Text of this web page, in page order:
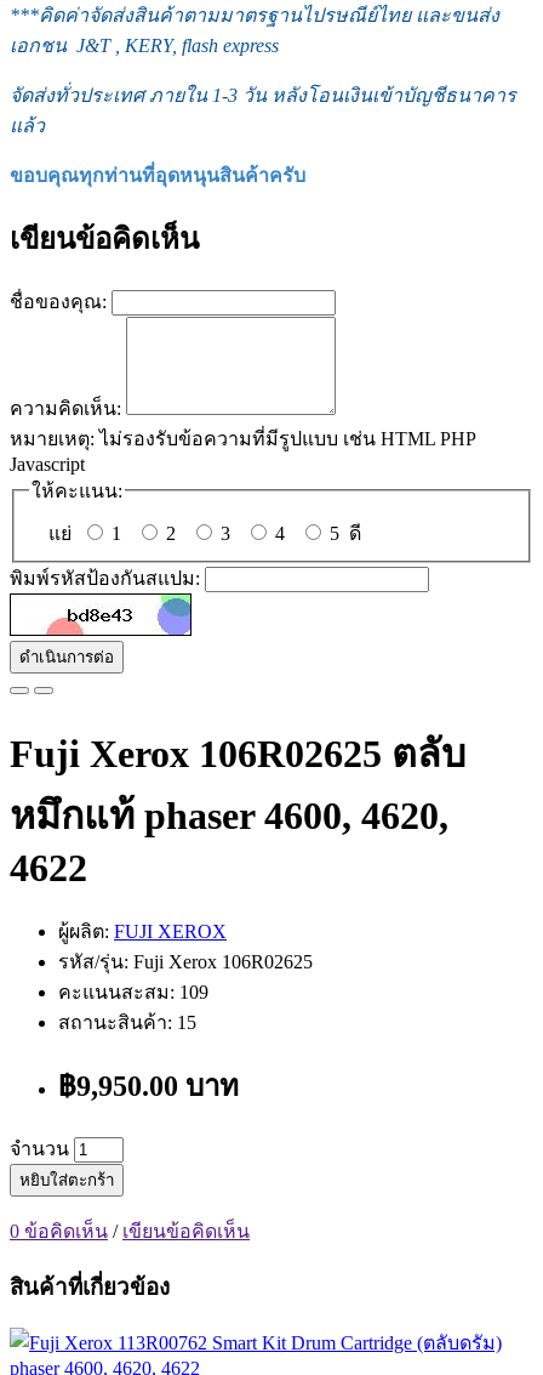
***คิดค่าจัดส่งสินค้าตามมาตรฐานไปรษณีย์ไทย และขนส่ง
เอกชน J&T , KERY, flash express
จัดส่งทั่วประเทศ ภายใน 1-3 วัน หลังโอนเงินเข้าบัญชีธนาคาร
แล้ว
ขอบคุณทุกท่านที่อุดหนุนสินค้าครับ
เขียนข้อคิดเห็น
ชื่อของคุณ:
ความคิดเห็น:
หมายเหตุ: ไม่รองรับข้อความที่มีรูปแบบ เช่น HTML PHP
Javascript
ให้คะแนน:
แย่ 1 2 3 4 5 ดี
พิมพ์รหัสป้องกันสแปม:
ดำเนินการต่อ
Fuji Xerox 106R02625 ตลับ
หมึกแท้ phaser 4600, 4620,
4622
ผู้ผลิต: FUJI XEROX
รหัส/รุ่น: Fuji Xerox 106R02625
คะแนนสะสม: 109
สถานะสินค้า: 15
฿9,950.00 บาท
จำนวน
หยิบใส่ตะกร้า
0 ข้อคิดเห็น / เขียนข้อคิดเห็น
สินค้าที่เกี่ยวข้อง